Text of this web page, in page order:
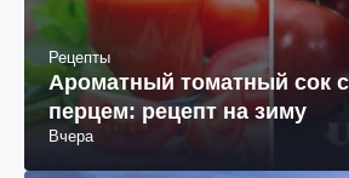
Рецепты
Ароматный томатный сок
перцем: рецепт на зиму
Вчера